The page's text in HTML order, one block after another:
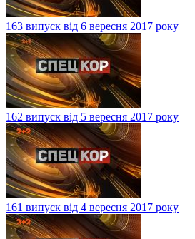
163 випуск від 6 вересня 2017 року
162 випуск від 5 вересня 2017 року
161 випуск від 4 вересня 2017 року